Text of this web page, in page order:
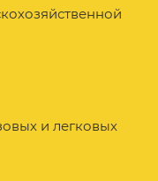
и легковых